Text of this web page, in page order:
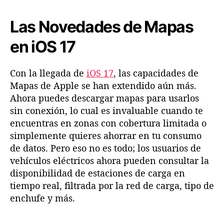
Las Novedades de Mapas
en iOS 17
Con la llegada de iOS 17, las capacidades de
Mapas de Apple se han extendido aún más.
Ahora puedes descargar mapas para usarlos
sin conexión, lo cual es invaluable cuando te
encuentras en zonas con cobertura limitada o
simplemente quieres ahorrar en tu consumo
de datos. Pero eso no es todo; los usuarios de
vehículos eléctricos ahora pueden consultar la
disponibilidad de estaciones de carga en
tiempo real, filtrada por la red de carga, tipo de
enchufe y más.